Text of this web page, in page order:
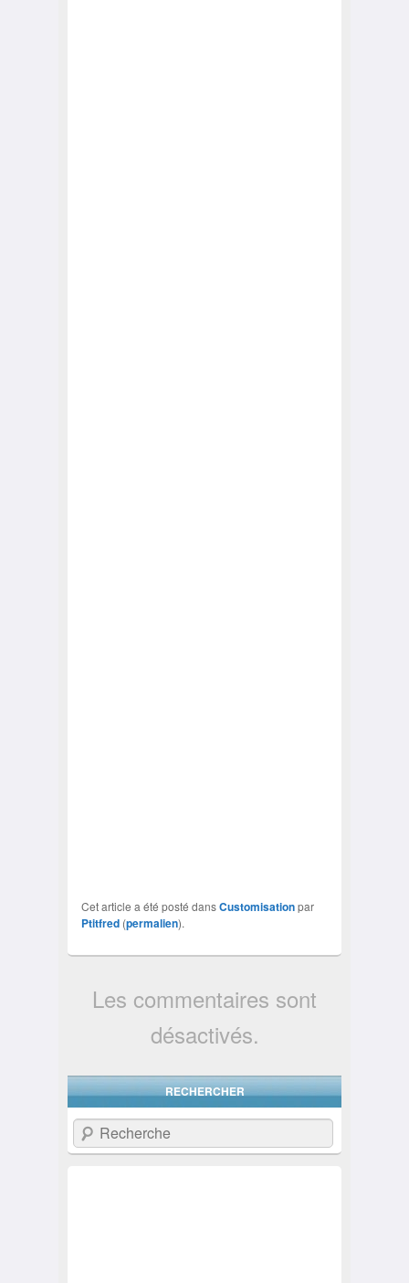
Cet article a été posté dansCustomisationpar
Ptitfred(permalien).
Les commentaires sont
désactivés.
RECHERCHER
Recherche